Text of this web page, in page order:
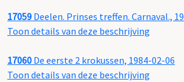
17059 Deelen. Prinses treffen. Carnaval.,
Toon details van deze beschrijving
17060 De eerste 2 krokussen, 1984-02-06
Toon details van deze beschrijving